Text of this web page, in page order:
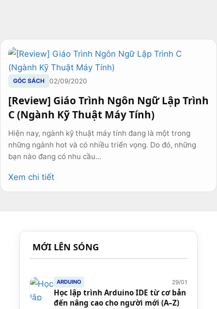
GÓC SÁCH 02/09/2020
[Review] Giáo Trình Ngôn Ngữ Lập Trình
C (Ngành Kỹ Thuật Máy Tính)
Hiện nay, ngành kỹ thuật máy tính đang là một trong
những ngành hot và có nhiều triển vọng. Do đó, những
bạn nào đang có nhu cầu...
Xem chi tiết
MỚI LÊN SÓNG
ARDUINO 29/01
Học lập trình Arduino IDE từ cơ bản
đến nâng cao cho người mới (A–Z)